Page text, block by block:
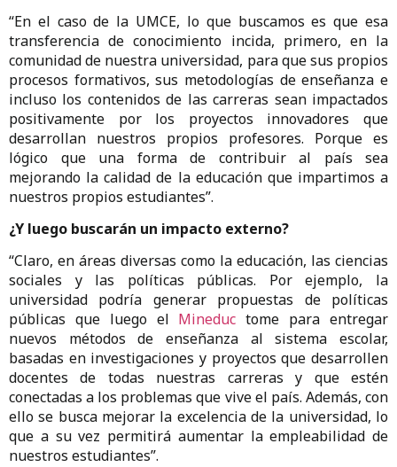
“En el caso de la UMCE, lo que buscamos es que esa
transferencia de conocimiento incida, primero, en la
comunidad de nuestra universidad, para que sus propios
procesos formativos, sus metodologías de enseñanza e
incluso los contenidos de las carreras sean impactados
positivamente por los proyectos innovadores que
desarrollan nuestros propios profesores. Porque es
lógico que una forma de contribuir al país sea
mejorando la calidad de la educación que impartimos a
nuestros propios estudiantes”.
¿Y luego buscarán un impacto externo?
“Claro, en áreas diversas como la educación, las ciencias
sociales y las políticas públicas. Por ejemplo, la
universidad podría generar propuestas de políticas
públicas que luego el Mineduc tome para entregar
nuevos métodos de enseñanza al sistema escolar,
basadas en investigaciones y proyectos que desarrollen
docentes de todas nuestras carreras y que estén
conectadas a los problemas que vive el país. Además, con
ello se busca mejorar la excelencia de la universidad, lo
que a su vez permitirá aumentar la empleabilidad de
nuestros estudiantes”.